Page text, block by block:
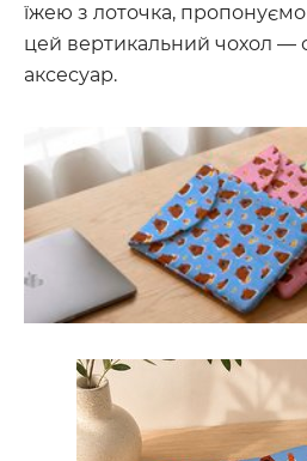
їжею з лоточка,
цей вертикальний чохол —
аксесуар.